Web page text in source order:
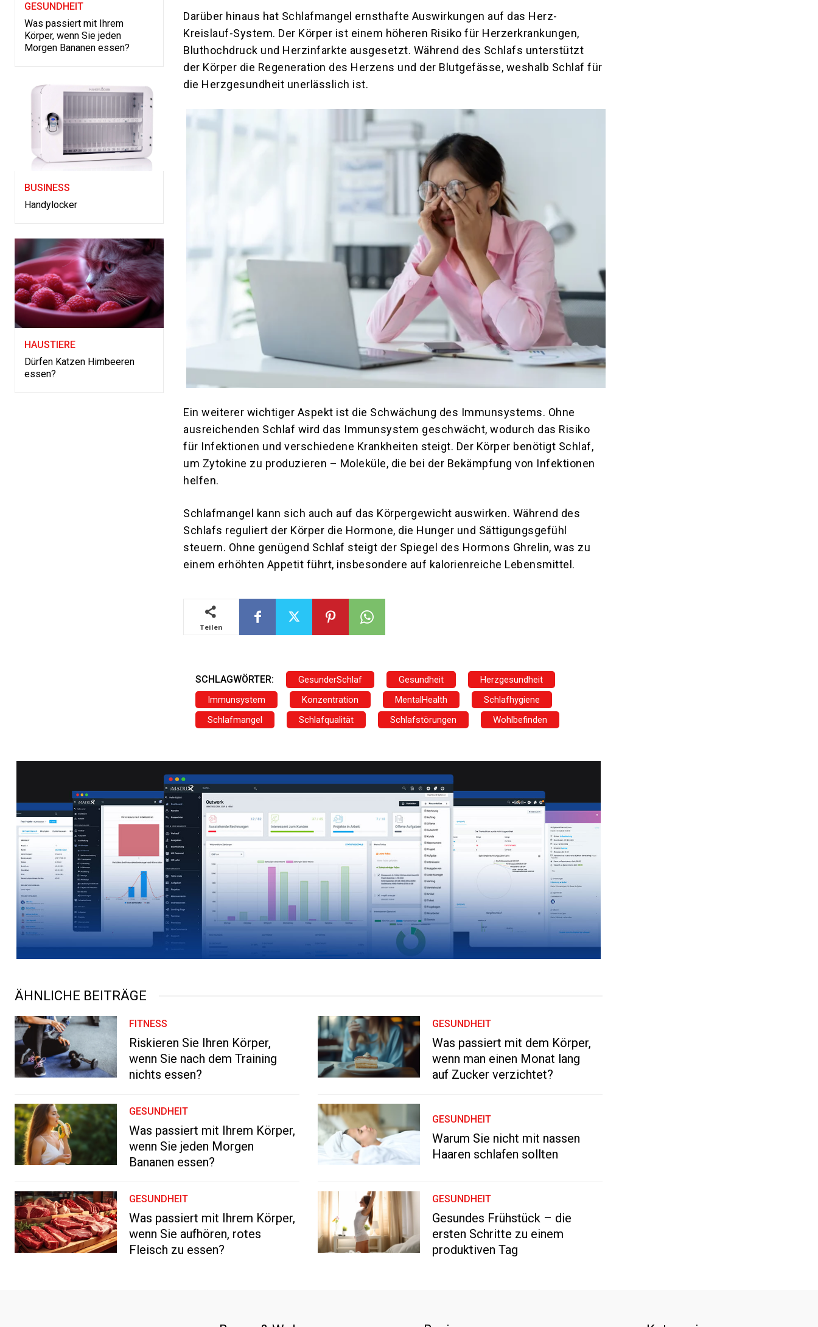
GESUNDHEIT
Was passiert mit Ihrem
Körper, wenn Sie jeden
Morgen Bananen essen?
BUSINESS
Handylocker
HAUSTIERE
Dürfen Katzen Himbeeren
essen?
Darüber hinaus hat Schlafmangel ernsthafte Auswirkungen auf das Herz-
Kreislauf-System. Der Körper ist einem höheren Risiko für Herzerkrankungen,
Bluthochdruck und Herzinfarkte ausgesetzt. Während des Schlafs unterstützt
der Körper die Regeneration des Herzens und der Blutgefässe, weshalb Schlaf für
die Herzgesundheit unerlässlich ist.
Ein weiterer wichtiger Aspekt ist die Schwächung des Immunsystems. Ohne
ausreichenden Schlaf wird das Immunsystem geschwächt, wodurch das Risiko
für Infektionen und verschiedene Krankheiten steigt. Der Körper benötigt Schlaf,
um Zytokine zu produzieren – Moleküle, die bei der Bekämpfung von Infektionen
helfen.
Schlafmangel kann sich auch auf das Körpergewicht auswirken. Während des
Schlafs reguliert der Körper die Hormone, die Hunger und Sättigungsgefühl
steuern. Ohne genügend Schlaf steigt der Spiegel des Hormons Ghrelin, was zu
einem erhöhten Appetit führt, insbesondere auf kalorienreiche Lebensmittel.
Teilen
SCHLAGWÖRTER: GesunderSchlaf Gesundheit
Herzgesundheit
Immunsystem
Konzentration MentalHealth
Schlafhygiene
Schlafmangel
Schlafqualität Schlafstörungen Wohlbefinden
ÄHNLICHE BEITRÄGE
FITNESS
Riskieren Sie Ihren Körper,
wenn Sie nach dem Training
nichts essen?
GESUNDHEIT
Was passiert mit dem Körper,
wenn man einen Monat lang
auf Zucker verzichtet?
GESUNDHEIT
Was passiert mit Ihrem Körper,
wenn Sie jeden Morgen
Bananen essen?
GESUNDHEIT
Warum Sie nicht mit nassen
Haaren schlafen sollten
GESUNDHEIT
Was passiert mit Ihrem Körper,
wenn Sie aufhören, rotes
Fleisch zu essen?
GESUNDHEIT
Gesundes Frühstück – die
ersten Schritte zu einem
produktiven Tag